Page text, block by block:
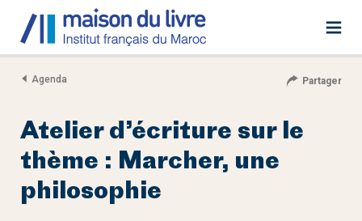
Agenda Partager
Atelier d’écriture sur le
thème : Marcher, une
philosophie